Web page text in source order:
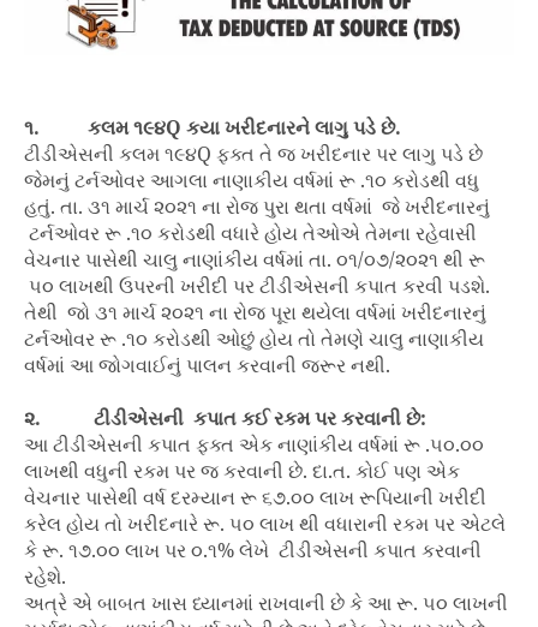
૧. કલમ ૧૯૪Q કયા ખરીદનારને લાગુ પડે છે.
ટીડીએસની કલમ ૧૯૪Q ફક્ત તે જ ખરીદનાર પર લાગુ પડે છે
જેમનું ટર્નઓવર આગલા નાણાકીય વર્ષમાં રૂ .૧૦ કરોડથી વધુ
હતું. તા. ૩૧ માર્ચ ૨૦૨૧ ના ​​રોજ પુરા થતા વર્ષમાં જે ખરીદનારનું
ટર્નઓવર રૂ .૧૦ કરોડથી વધારે હોય તેઓએ તેમના રહેવાસી
વેચનાર પાસેથી ચાલુ નાણાંકીય વર્ષમાં તા. ૦૧/૦૭/૨૦૨૧ થી રૂ
૫૦ લાખથી ઉપરની ખરીદી પર ટીડીએસની કપાત કરવી પડશે.
તેથી જો ૩૧ માર્ચ ૨૦૨૧ ના રોજ પૂરા થયેલા વર્ષમાં ખરીદનારનું
ટર્નઓવર રૂ .૧૦ કરોડથી ઓછું હોય તો તેમણે ચાલુ નાણાકીય
વર્ષમાં આ જોગવાઈનું પાલન કરવાની જરૂર નથી.
૨. ટીડીએસની કપાત કઈ રકમ પર કરવાની છે:
આ ટીડીએસની કપાત ફક્ત એક નાણાંકીય વર્ષમાં રૂ .૫૦.૦૦
લાખથી વધુની રકમ પર જ કરવાની છે. દા.ત. કોઈ પણ એક
વેચનાર પાસેથી વર્ષ દરમ્યાન રૂ ૬૭.૦૦ લાખ રૂપિયાની ખરીદી
કરેલ હોય તો ખરીદનારે રૂ. ૫૦ લાખ થી વધારાની રકમ પર એટલે
કે રૂ. ૧૭.૦૦ લાખ પર ૦.૧% લેખે ટીડીએસની કપાત કરવાની
રહેશે.
અત્રે એ બાબત ખાસ ધ્યાનમાં રાખવાની છે કે આ રૂ. ૫૦ લાખની